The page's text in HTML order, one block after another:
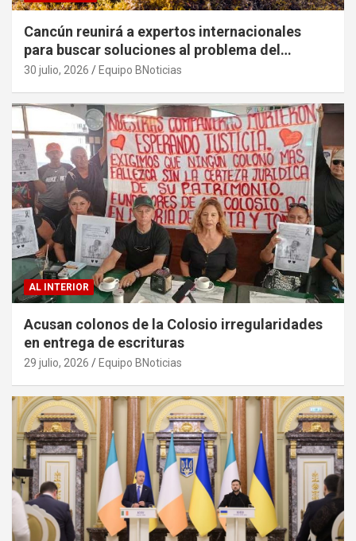
Cancún reunirá a expertos internacionales
para buscar soluciones al problema del
sargazo
30 julio, 2026 Equipo BNoticias
AL INTERIOR
Acusan colonos de la Colosio irregularidades
en entrega de escrituras
29 julio, 2026 Equipo BNoticias